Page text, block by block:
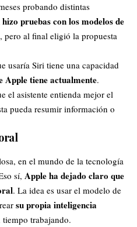
probando distintas
pruebas con los modelos de
, pero al final eligió la propuesta
usaría Siri tiene una capacidad
Apple tiene actualmente.
el asistente entienda mejor el
pueda resumir información o
en el mundo de la tecnología
sí, Apple ha dejado claro que
. La idea es usar el modelo de
su propia inteligencia
trabajando.